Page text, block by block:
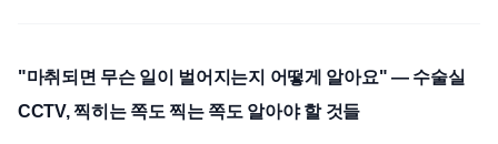
법률 블로그
법률서식
"마취되면 무슨 일이 벌어지는지 어떻게 알아요" — 수술실
CCTV, 찍히는 쪽도 찍는 쪽도 알아야 할 것들